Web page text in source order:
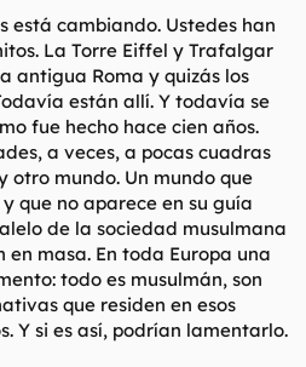
está cambiando. Ustedes han
La Torre Eiffel y Trafalgar
antigua Roma y quizás los
están allí. Y todavía se
fue hecho hace cien años.
a veces, a pocas cuadras
otro mundo. Un mundo que
que no aparece en su guía
de la sociedad musulmana
masa. En toda Europa una
todo es musulmán, son
que residen en esos
Y si es así, podrían lamentarlo.